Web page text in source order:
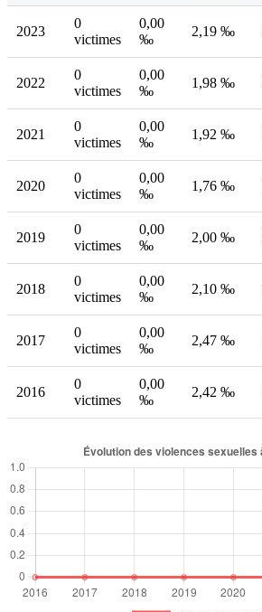
2023
0
victimes
0,00
‰
2,19 ‰
2022
0
victimes
0,00
‰
1,98 ‰
2021
0
victimes
0,00
‰
1,92 ‰
2020
0
victimes
0,00
‰
1,76 ‰
2019
0
victimes
0,00
‰
2,00 ‰
2018
0
victimes
0,00
‰
2,10 ‰
2017
0
victimes
0,00
‰
2,47 ‰
2016
0
victimes
0,00
‰
2,42 ‰